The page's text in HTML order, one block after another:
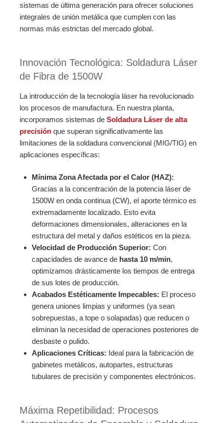
sistemas de última generación para ofrecer soluciones
integrales de unión metálica que cumplen con las
normas más estrictas del mercado global.
Innovación Tecnológica: Soldadura Láser
de Fibra de 1500W
La introducción de la tecnología láser ha revolucionado
los procesos de manufactura. En nuestra planta,
incorporamos sistemas de Soldadura Láser de alta
precisión que superan significativamente las
limitaciones de la soldadura convencional (MIG/TIG) en
aplicaciones específicas:
Mínima Zona Afectada por el Calor (HAZ):
Gracias a la concentración de la potencia láser de
1500W en onda continua (CW), el aporte térmico es
extremadamente localizado. Esto evita
deformaciones dimensionales, alteraciones en la
estructura del metal y daños estéticos en la pieza.
Velocidad de Producción Superior: Con
capacidades de avance de hasta 10 m/min,
optimizamos drásticamente los tiempos de entrega
de sus lotes de producción.
Acabados Estéticamente Impecables: El proceso
genera uniones limpias y uniformes (ya sean
sobrepuestas, a tope o solapadas) que reducen o
eliminan la necesidad de operaciones posteriores de
desbaste o pulido.
Aplicaciones Críticas: Ideal para la fabricación de
gabinetes metálicos, autopartes, estructuras
tubulares de precisión y componentes electrónicos.
Máxima Repetibilidad: Procesos